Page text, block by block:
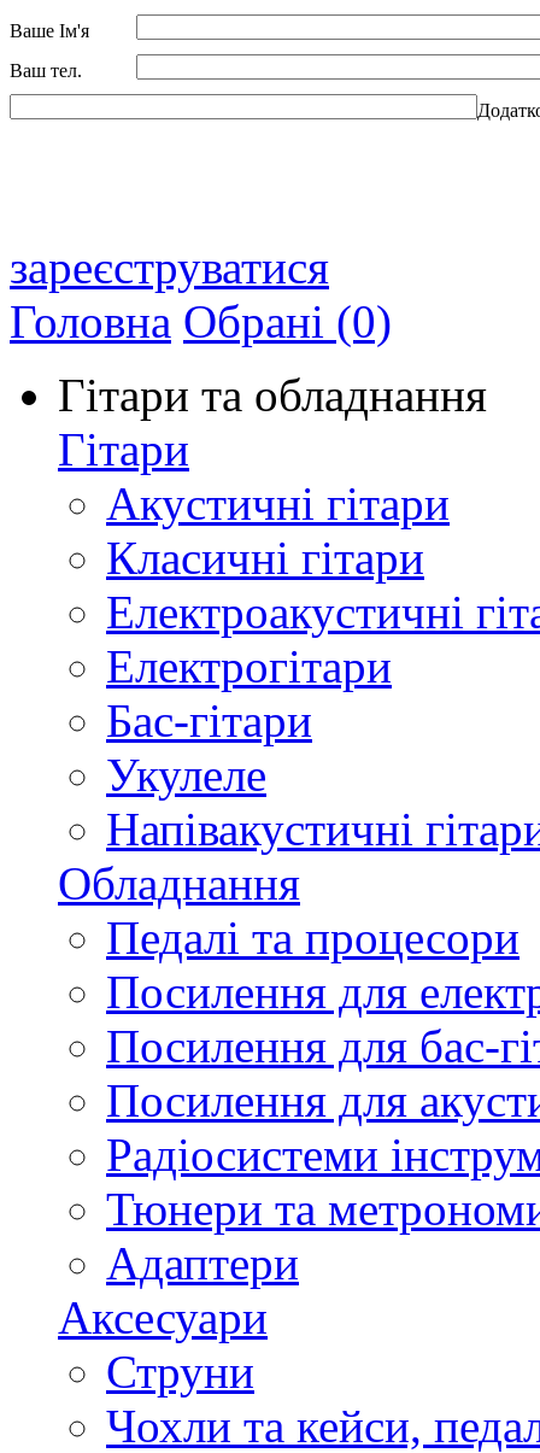
Ваше Ім'я
Ваш тел.
зареєструватися
Головна Обрані (0)
Гітари та обладнання
Гітари
Акустичні гітари
Класичні гітари
Електроакустичні
Електрогітари
Бас-гітари
Укулеле
Напівакустичні
Обладнання
Педалі та процесори
Посилення для
Посилення для бас-
Посилення для
Радіосистеми
Тюнери та
Адаптери
Аксесуари
Струни
Чохли та кейси,